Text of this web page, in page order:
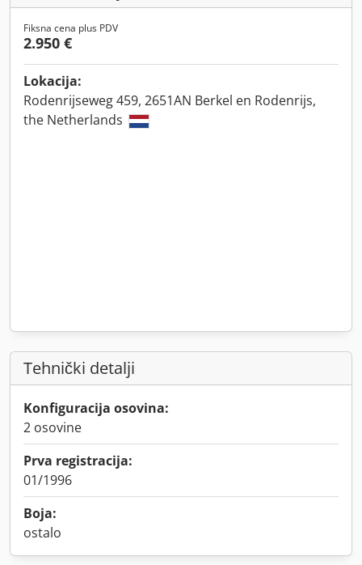
Fiksna cena plus PDV
2.950 €
Lokacija:
Rodenrijseweg 459, 2651AN Berkel en Rodenrijs,
the Netherlands
Tehnički detalji
Konfiguracija osovina:
2 osovine
Prva registracija:
01/1996
Boja:
ostalo